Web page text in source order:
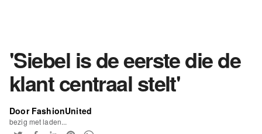
'Siebel is de eerste die de
klant centraal stelt'
Door FashionUnited
bezig met laden...